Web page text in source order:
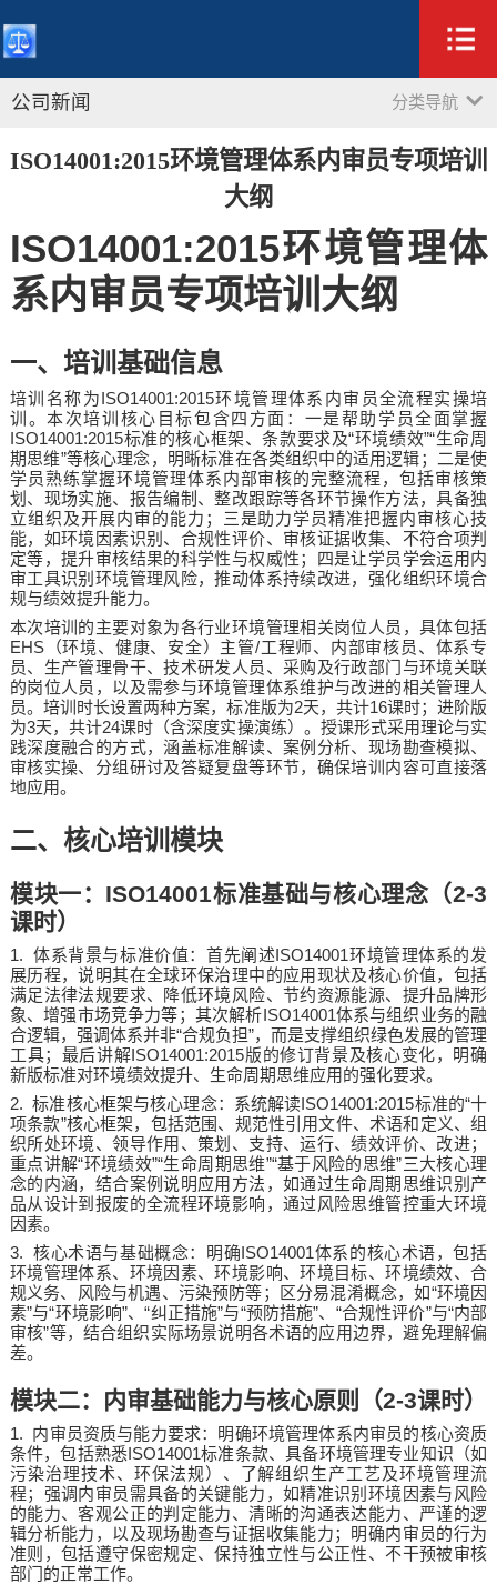
公司新闻 分类导航
ISO14001:2015环境管理体系内审员专项培训
大纲
ISO14001:2015环境管理体
系内审员专项培训大纲
一、培训基础信息
培训名称为ISO14001:2015环境管理体系内审员全流程实操培
训。本次培训核心目标包含四方面：一是帮助学员全面掌握
ISO14001:2015标准的核心框架、条款要求及“环境绩效”“生命周
期思维”等核心理念，明晰标准在各类组织中的适用逻辑；二是使
学员熟练掌握环境管理体系内部审核的完整流程，包括审核策
划、现场实施、报告编制、整改跟踪等各环节操作方法，具备独
立组织及开展内审的能力；三是助力学员精准把握内审核心技
能，如环境因素识别、合规性评价、审核证据收集、不符合项判
定等，提升审核结果的科学性与权威性；四是让学员学会运用内
审工具识别环境管理风险，推动体系持续改进，强化组织环境合
规与绩效提升能力。
本次培训的主要对象为各行业环境管理相关岗位人员，具体包括
EHS（环境、健康、安全）主管/工程师、内部审核员、体系专
员、生产管理骨干、技术研发人员、采购及行政部门与环境关联
的岗位人员，以及需参与环境管理体系维护与改进的相关管理人
员。培训时长设置两种方案，标准版为2天，共计16课时；进阶版
为3天，共计24课时（含深度实操演练）。授课形式采用理论与实
践深度融合的方式，涵盖标准解读、案例分析、现场勘查模拟、
审核实操、分组研讨及答疑复盘等环节，确保培训内容可直接落
地应用。
二、核心培训模块
模块一： ISO14001标准基础与核心理念（2-3
课时）
1.体系背景与标准价值：首先阐述ISO14001环境管理体系的发
展历程，说明其在全球环保治理中的应用现状及核心价值，包括
满足法律法规要求、降低环境风险、节约资源能源、提升品牌形
象、增强市场竞争力等；其次解析ISO14001体系与组织业务的融
合逻辑，强调体系并非“合规负担”，而是支撑组织绿色发展的管理
工具；最后讲解ISO14001:2015版的修订背景及核心变化，明确
新版标准对环境绩效提升、生命周期思维应用的强化要求。
2.标准核心框架与核心理念：系统解读ISO14001:2015标准的“十
项条款”核心框架，包括范围、规范性引用文件、术语和定义、组
织所处环境、领导作用、策划、支持、运行、绩效评价、改进；
重点讲解“环境绩效”“生命周期思维”“基于风险的思维”三大核心理
念的内涵，结合案例说明应用方法，如通过生命周期思维识别产
品从设计到报废的全流程环境影响，通过风险思维管控重大环境
因素。
3.核心术语与基础概念：明确ISO14001体系的核心术语，包括
环境管理体系、环境因素、环境影响、环境目标、环境绩效、合
规义务、风险与机遇、污染预防等；区分易混淆概念，如“环境因
素”与“环境影响”、“纠正措施”与“预防措施”、 “合规性评价”与“内部
审核”等，结合组织实际场景说明各术语的应用边界，避免理解偏
差。
模块二：内审基础能力与核心原则（2-3课时）
1. 内审员资质与能力要求：明确环境管理体系内审员的核心资质
条件，包括熟悉ISO14001标准条款、具备环境管理专业知识（如
污染治理技术、环保法规）、了解组织生产工艺及环境管理流
程；强调内审员需具备的关键能力，如精准识别环境因素与风险
的能力、客观公正的判定能力、清晰的沟通表达能力、严谨的逻
辑分析能力，以及现场勘查与证据收集能力；明确内审员的行为
准则，包括遵守保密规定、保持独立性与公正性、不干预被审核
部门的正常工作。